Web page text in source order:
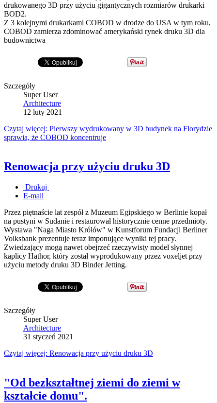
drukowanego 3D przy użyciu gigantycznych rozmiarów drukarki
BOD2.
Z 3 kolejnymi drukarkami COBOD w drodze do USA w tym roku,
COBOD zamierza zdominować amerykański rynek druku 3D dla
budownictwa
Szczegóły
Super User
Architecture
12 luty 2021
Czytaj więcej: Pierwszy wydrukowany w 3D budynek na Florydzie
sprawia, że COBOD koncentruje
Renowacja przy użyciu druku 3D
Drukuj
E-mail
Przez piętnaście lat zespół z Muzeum Egipskiego w Berlinie kopał
na pustyni w Sudanie i restaurował historycznie cenne przedmioty.
Wystawa "Naga Miasto Królów" w Kunstforum Fundacji Berliner
Volksbank prezentuje teraz imponujące wyniki tej pracy.
Zwiedzający mogą nawet obejrzeć rzeczywisty model słynnej
kaplicy Hathor, który został wyprodukowany przez voxeljet przy
użyciu metody druku 3D Binder Jetting.
Szczegóły
Super User
Architecture
31 styczeń 2021
Czytaj więcej: Renowacja przy użyciu druku 3D
"Od bezkształtnej ziemi do ziemi w
kształcie domu".